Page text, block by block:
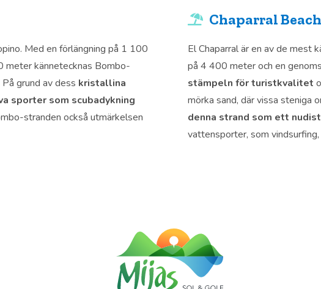
Med en förlängning på 1 100
meter kännetecknas Bombo-
grund av dess kristallina
sporter som scubadykning
stranden också utmärkelsen
Chaparral Beach
El Chaparral är en av de mest
på 4 400 meter och en
stämpeln för turistkvalitet
mörka sand, där vissa steniga
denna strand som ett
vattensporter, som